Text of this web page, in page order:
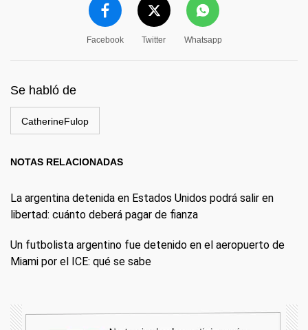
Facebook Twitter Whatsapp
Se habló de
CatherineFulop
NOTAS RELACIONADAS
La argentina detenida en Estados Unidos podrá salir en
libertad: cuánto deberá pagar de fianza
Un futbolista argentino fue detenido en el aeropuerto de
Miami por el ICE: qué se sabe